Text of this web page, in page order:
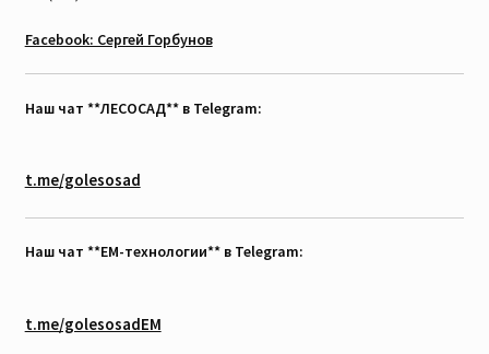
Facebook: Сергей Горбунов
Наш чат **ЛЕСОСАД** в Telegram:
t.me/golesosad
Наш чат **EM-технологии** в Telegram:
t.me/golesosadEM